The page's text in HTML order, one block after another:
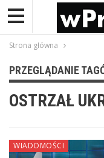
Strona główna
PRZEGLĄDANIE
OSTRZAŁ
WIADOMOŚCI